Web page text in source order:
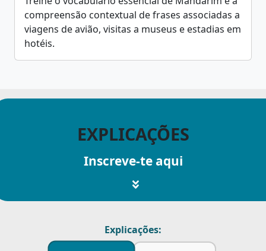
compreensão contextual de frases associadas a
viagens de avião, visitas a museus e estadias em
hotéis.
EXPLICAÇÕES
Inscreve-te aqui
Explicações: